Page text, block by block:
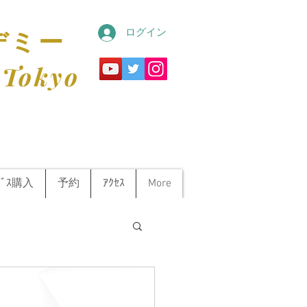
ログイン
ミー
ｽ購入 予約 ｱｸｾｽ More